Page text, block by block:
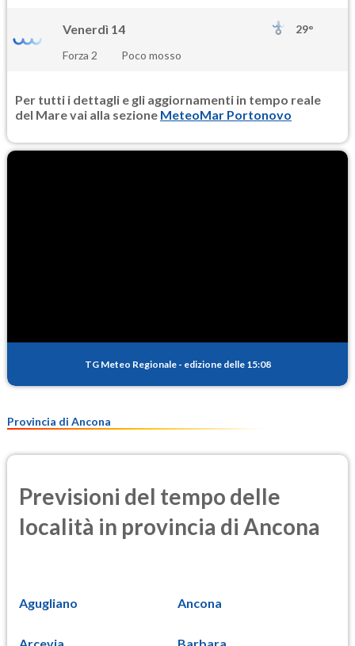
Venerdì 14
29°
Forza 2
Poco mosso
Per tutti i dettagli e gli aggiornamenti in tempo reale
del Mare vai alla sezione MeteoMar Portonovo
TG Meteo Regionale - edizione delle 15:08
Provincia di Ancona
Previsioni del tempo delle
località in provincia di Ancona
Agugliano Ancona